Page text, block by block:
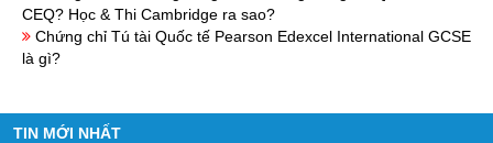
CEQ? Học & Thi Cambridge ra sao?
Chứng chỉ Tú tài Quốc tế Pearson Edexcel International GCSE
là gì?
TIN MỚI NHẤT